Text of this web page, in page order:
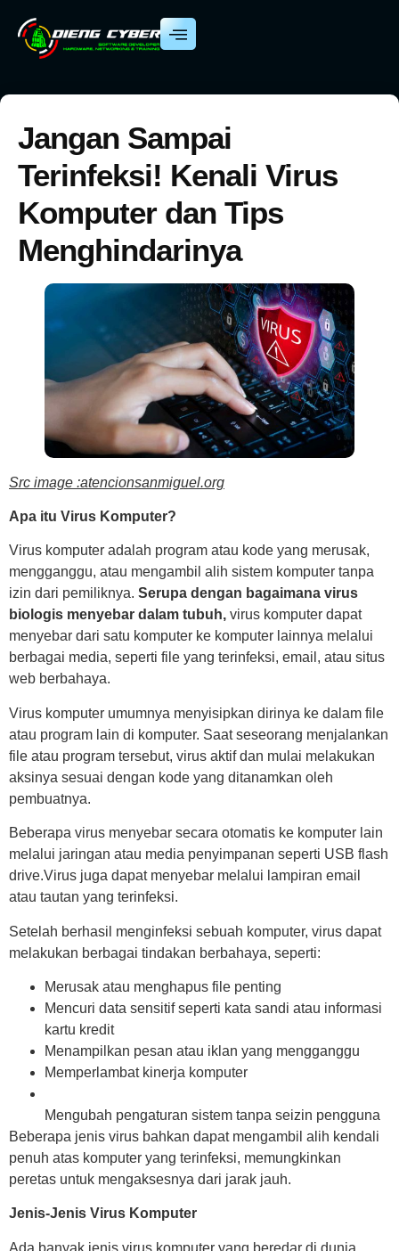
Jangan Sampai
Terinfeksi! Kenali Virus
Komputer dan Tips
Menghindarinya
Src image :atencionsanmiguel.org
Apa itu Virus Komputer?
Virus komputer adalah program atau kode yang merusak,
mengganggu, atau mengambil alih sistem komputer tanpa
izin dari pemiliknya. Serupa dengan bagaimana virus
biologis menyebar dalam tubuh, virus komputer dapat
menyebar dari satu komputer ke komputer lainnya melalui
berbagai media, seperti file yang terinfeksi, email, atau situs
web berbahaya.
Virus komputer umumnya menyisipkan dirinya ke dalam file
atau program lain di komputer. Saat seseorang menjalankan
file atau program tersebut, virus aktif dan mulai melakukan
aksinya sesuai dengan kode yang ditanamkan oleh
pembuatnya.
Beberapa virus menyebar secara otomatis ke komputer lain
melalui jaringan atau media penyimpanan seperti USB flash
drive.Virus juga dapat menyebar melalui lampiran email
atau tautan yang terinfeksi.
Setelah berhasil menginfeksi sebuah komputer, virus dapat
melakukan berbagai tindakan berbahaya, seperti:
Merusak atau menghapus file penting
Mencuri data sensitif seperti kata sandi atau informasi
kartu kredit
Menampilkan pesan atau iklan yang mengganggu
Memperlambat kinerja komputer
Mengubah pengaturan sistem tanpa seizin pengguna
Beberapa jenis virus bahkan dapat mengambil alih kendali
penuh atas komputer yang terinfeksi, memungkinkan
peretas untuk mengaksesnya dari jarak jauh.
Jenis-Jenis Virus Komputer
Ada banyak jenis virus komputer yang beredar di dunia